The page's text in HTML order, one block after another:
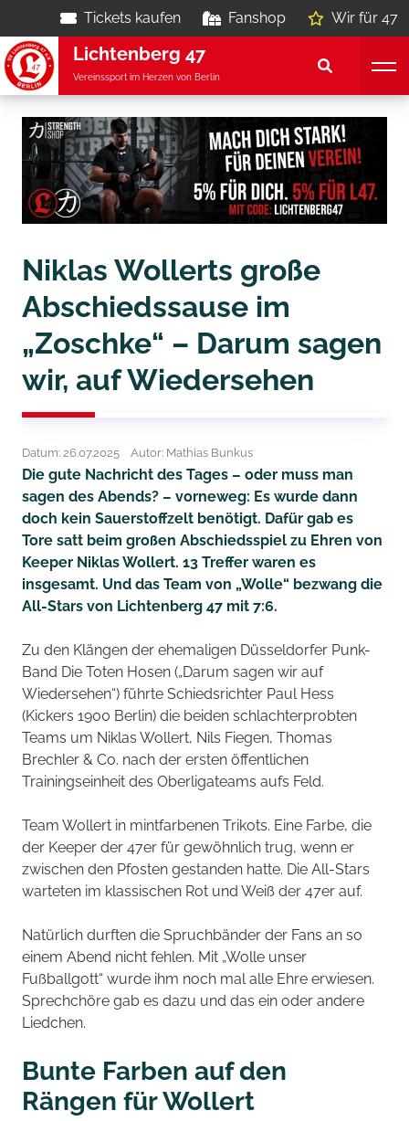
Tickets kaufen Fanshop Wir für 47
Lichtenberg 47
Vereinssport im Herzen von Berlin
Niklas Wollerts große
Abschiedssause im
„Zoschke“ – Darum sagen
wir, auf Wiedersehen
Datum: 26.07.2025 Autor: Mathias Bunkus
Die gute Nachricht des Tages – oder muss man
sagen des Abends? – vorneweg: Es wurde dann
doch kein Sauerstoffzelt benötigt. Dafür gab es
Tore satt beim großen Abschiedsspiel zu Ehren von
Keeper Niklas Wollert. 13 Treffer waren es
insgesamt. Und das Team von „Wolle“ bezwang die
All-Stars von Lichtenberg 47 mit 7:6.
Zu den Klängen der ehemaligen Düsseldorfer Punk-
Band Die Toten Hosen („Darum sagen wir auf
Wiedersehen“) führte Schiedsrichter Paul Hess
(Kickers 1900 Berlin) die beiden schlachterprobten
Teams um Niklas Wollert, Nils Fiegen, Thomas
Brechler & Co. nach der ersten öffentlichen
Trainingseinheit des Oberligateams aufs Feld.
Team Wollert in mintfarbenen Trikots. Eine Farbe, die
der Keeper der 47er für gewöhnlich trug, wenn er
zwischen den Pfosten gestanden hatte. Die All-Stars
warteten im klassischen Rot und Weiß der 47er auf.
Natürlich durften die Spruchbänder der Fans an so
einem Abend nicht fehlen. Mit „Wolle unser
Fußballgott“ wurde ihm noch mal alle Ehre erwiesen.
Sprechchöre gab es dazu und das ein oder andere
Liedchen.
Bunte Farben auf den
Rängen für Wollert